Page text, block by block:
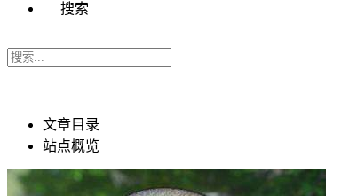
搜索
文章目录
站点概览